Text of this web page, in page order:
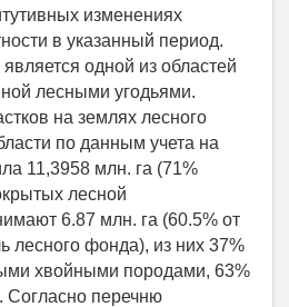
изменениях
в указанный период.
одной из областей
лесными угодьями.
на землях лесного
по данным учета на
11,3958 млн. га (71%
лесной
6.87 млн. га (60.5% от
лесного фонда), из них 37%
хвойными породами, 63%
Согласно перечню